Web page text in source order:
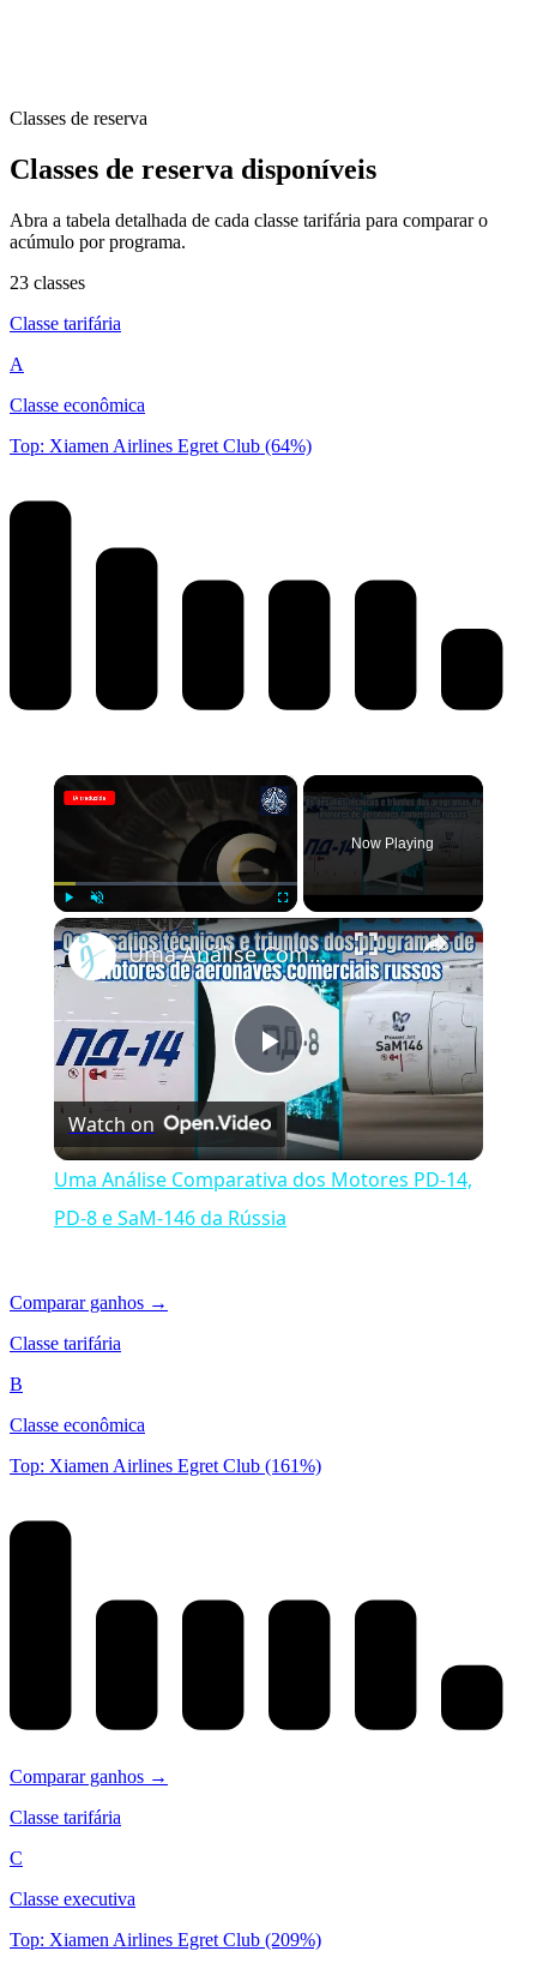
Classes de reserva
Classes de reserva disponíveis
Abra a tabela detalhada de cada classe tarifária para comparar o
acúmulo por programa.
23 classes
Classe tarifária
A
Classe econômica
Top: Xiamen Airlines Egret Club (64%)
×
Play Unmute Fullscreen
Now Playing
×
Play
Video
Uma Análise Comparativa dos Motores PD-14, PD-8 e SaM-146 da Rússia
Watch on
Uma Análise Comparativa dos Motores PD-14,
PD-8 e SaM-146 da Rússia
Comparar ganhos →
Classe tarifária
B
Classe econômica
Top: Xiamen Airlines Egret Club (161%)
Comparar ganhos →
Classe tarifária
C
Classe executiva
Top: Xiamen Airlines Egret Club (209%)